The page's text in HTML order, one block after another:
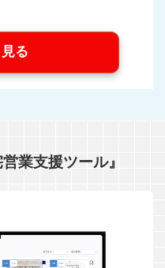
る
業支援ツール』